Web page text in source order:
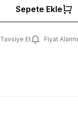
Sepete Ekle
Tavsiye Et Fiyat Alarmı